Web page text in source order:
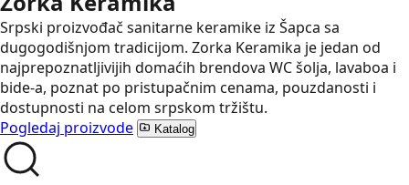
Srpski proizvođač sanitarne keramike iz Šapca sa
dugogodišnjom tradicijom. Zorka Keramika je jedan od
najprepoznatljivijih domaćih brendova WC šolja, lavaboa i
bide-a, poznat po pristupačnim cenama, pouzdanosti i
dostupnosti na celom srpskom tržištu.
Pogledaj proizvode
Katalog